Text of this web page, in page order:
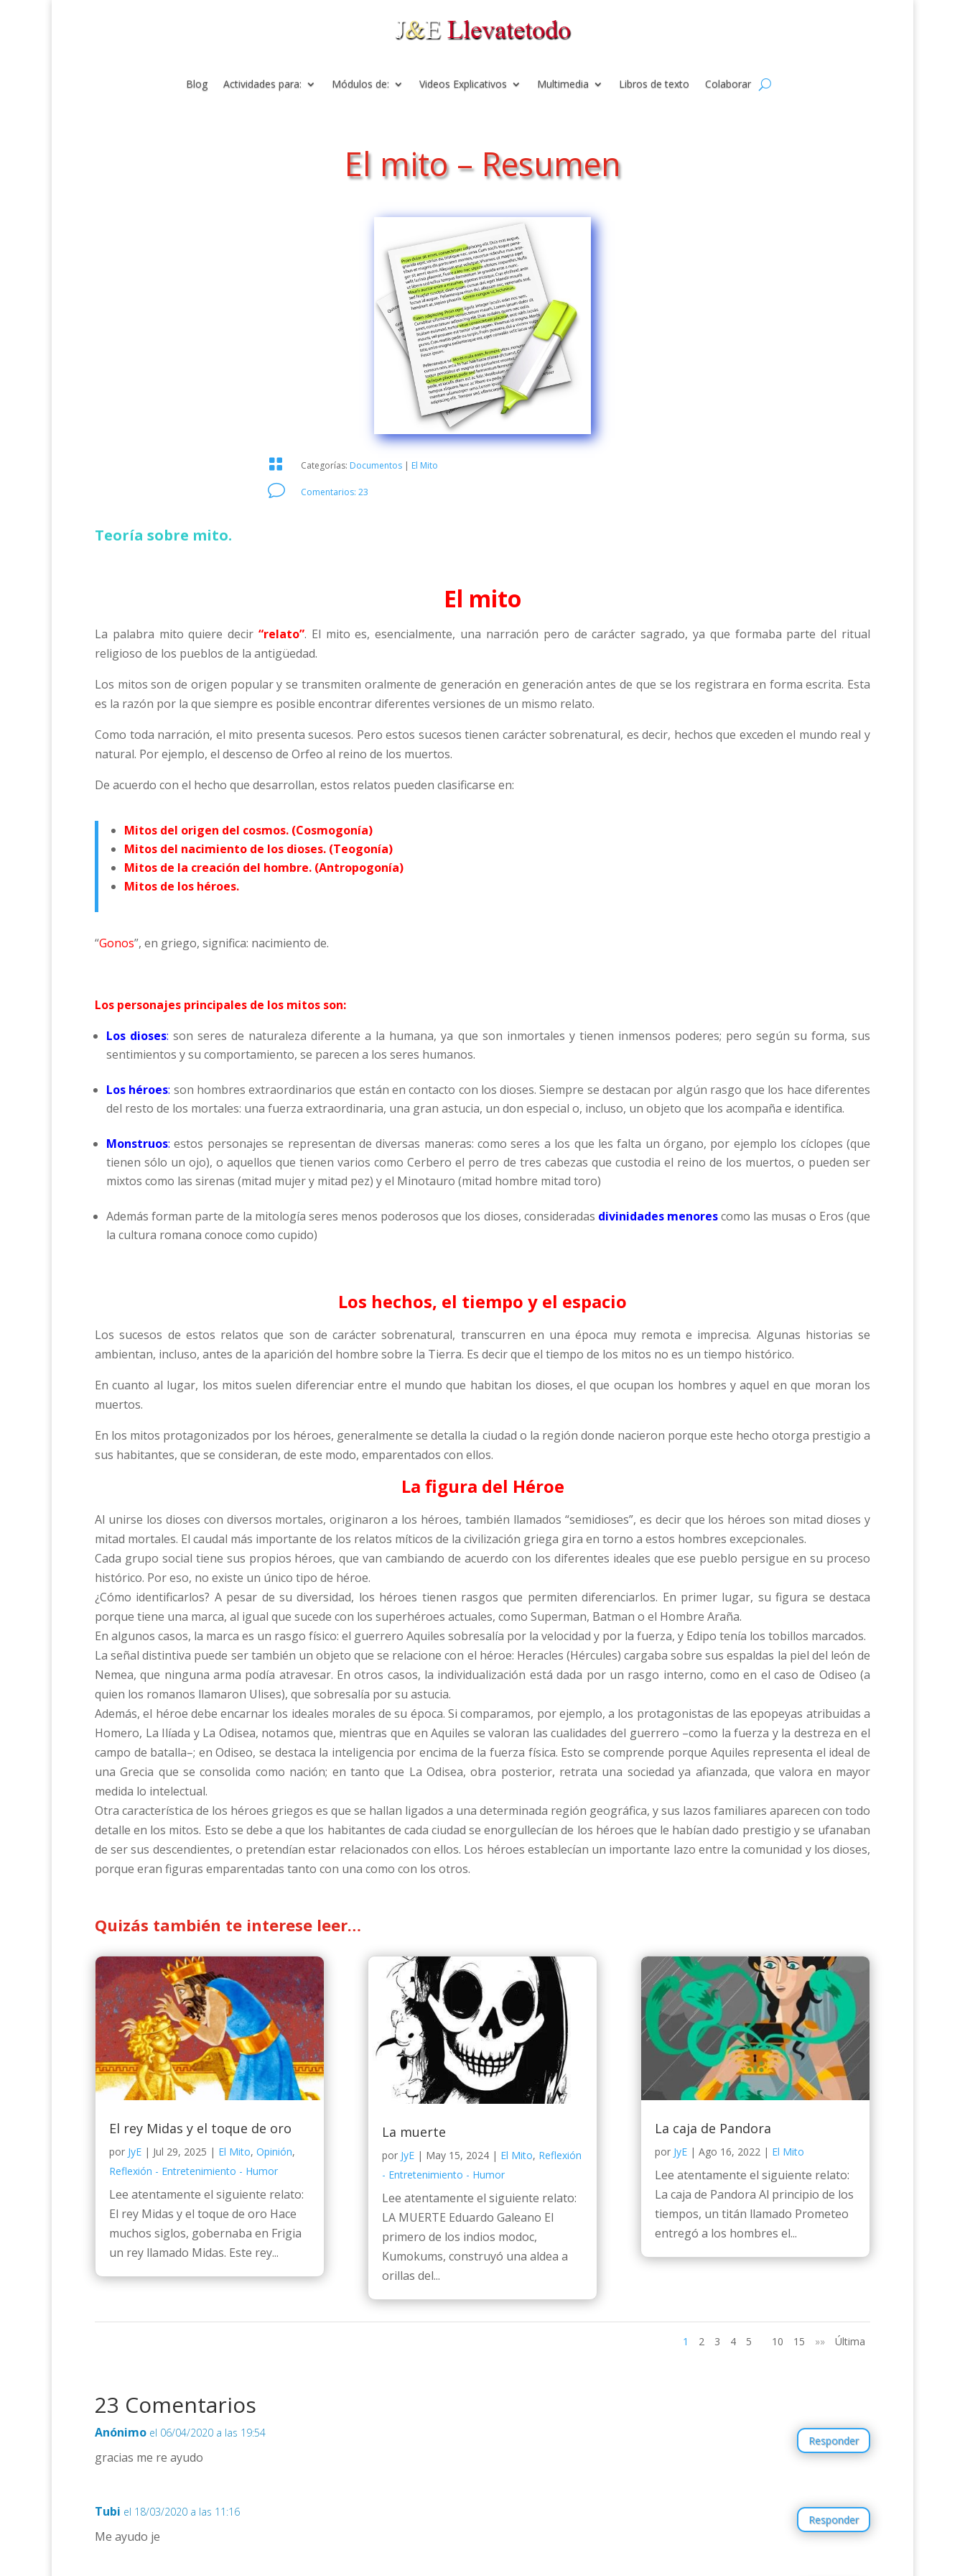
Blog Actividades para: Módulos de: Videos Explicativos Multimedia Libros de texto Colaborar
El mito – Resumen
 Categorías: Documentos | El Mito
v Comentarios: 23
Teoría sobre mito.
El mito
La palabra mito quiere decir“relato”. El mito es, esencialmente, una narración pero de carácter sagrado, ya que formaba parte del ritual
religioso de los pueblos de la antigüedad.
Los mitos son de origen popular y se transmiten oralmente de generación en generación antes de que se los registrara en forma escrita. Esta
es la razón por la que siempre es posible encontrar diferentes versiones de un mismo relato.
Como toda narración, el mito presenta sucesos. Pero estos sucesos tienen carácter sobrenatural, es decir, hechos que exceden el mundo real y
natural. Por ejemplo, el descenso de Orfeo al reino de los muertos.
De acuerdo con el hecho que desarrollan, estos relatos pueden clasificarse en:
Mitos del origen del cosmos. (Cosmogonía)
Mitos del nacimiento de los dioses. (Teogonía)
Mitos de la creación del hombre. (Antropogonía)
Mitos de los héroes.
“Gonos”, en griego, significa: nacimiento de.
Los personajes principales de los mitos son:
Los dioses: son seres de naturaleza diferente a la humana, ya que son inmortales y tienen inmensos poderes; pero según su forma, sus
sentimientos y su comportamiento, se parecen a los seres humanos.
Los héroes: son hombres extraordinarios que están en contacto con los dioses. Siempre se destacan por algún rasgo que los hace diferentes
del resto de los mortales: una fuerza extraordinaria, una gran astucia, un don especial o, incluso, un objeto que los acompaña e identifica.
Monstruos: estos personajes se representan de diversas maneras: como seres a los que les falta un órgano, por ejemplo los cíclopes (que
tienen sólo un ojo), o aquellos que tienen varios como Cerbero el perro de tres cabezas que custodia el reino de los muertos, o pueden ser
mixtos como las sirenas (mitad mujer y mitad pez) y el Minotauro (mitad hombre mitad toro)
Además forman parte de la mitología seres menos poderosos que los dioses, consideradas divinidades menorescomo las musas o Eros (que
la cultura romana conoce como cupido)
Los hechos, el tiempo y el espacio
Los sucesos de estos relatos que son de carácter sobrenatural, transcurren en una época muy remota e imprecisa. Algunas historias se
ambientan, incluso, antes de la aparición del hombre sobre la Tierra. Es decir que el tiempo de los mitos no es un tiempo histórico.
En cuanto al lugar, los mitos suelen diferenciar entre el mundo que habitan los dioses, el que ocupan los hombres y aquel en que moran los
muertos.
En los mitos protagonizados por los héroes, generalmente se detalla la ciudad o la región donde nacieron porque este hecho otorga prestigio a
sus habitantes, que se consideran, de este modo, emparentados con ellos.
La figura del Héroe
Al unirse los dioses con diversos mortales, originaron a los héroes, también llamados “semidioses”, es decir que los héroes son mitad dioses y
mitad mortales. El caudal más importante de los relatos míticos de la civilización griega gira en torno a estos hombres excepcionales.
Cada grupo social tiene sus propios héroes, que van cambiando de acuerdo con los diferentes ideales que ese pueblo persigue en su proceso
histórico. Por eso, no existe un único tipo de héroe.
¿Cómo identificarlos? A pesar de su diversidad, los héroes tienen rasgos que permiten diferenciarlos. En primer lugar, su figura se destaca
porque tiene una marca, al igual que sucede con los superhéroes actuales, como Superman, Batman o el Hombre Araña.
En algunos casos, la marca es un rasgo físico: el guerrero Aquiles sobresalía por la velocidad y por la fuerza, y Edipo tenía los tobillos marcados.
La señal distintiva puede ser también un objeto que se relacione con el héroe: Heracles (Hércules) cargaba sobre sus espaldas la piel del león de
Nemea, que ninguna arma podía atravesar. En otros casos, la individualización está dada por un rasgo interno, como en el caso de Odiseo (a
quien los romanos llamaron Ulises), que sobresalía por su astucia.
Además, el héroe debe encarnar los ideales morales de su época. Si comparamos, por ejemplo, a los protagonistas de las epopeyas atribuidas a
Homero, La Ilíada y La Odisea, notamos que, mientras que en Aquiles se valoran las cualidades del guerrero –como la fuerza y la destreza en el
campo de batalla–; en Odiseo, se destaca la inteligencia por encima de la fuerza física. Esto se comprende porque Aquiles representa el ideal de
una Grecia que se consolida como nación; en tanto que La Odisea, obra posterior, retrata una sociedad ya afianzada, que valora en mayor
medida lo intelectual.
Otra característica de los héroes griegos es que se hallan ligados a una determinada región geográfica, y sus lazos familiares aparecen con todo
detalle en los mitos. Esto se debe a que los habitantes de cada ciudad se enorgullecían de los héroes que le habían dado prestigio y se ufanaban
de ser sus descendientes, o pretendían estar relacionados con ellos. Los héroes establecían un importante lazo entre la comunidad y los dioses,
porque eran figuras emparentadas tanto con una como con los otros.
Quizás también te interese leer…
El rey Midas y el toque de oro
por JyE | Jul 29, 2025 | El Mito, Opinión,
Reflexión - Entretenimiento - Humor
Lee atentamente el siguiente relato:
El rey Midas y el toque de oro Hace
muchos siglos, gobernaba en Frigia
un rey llamado Midas. Este rey...
La muerte
por JyE| May 15, 2024| El Mito, Reflexión
- Entretenimiento - Humor
Lee atentamente el siguiente relato:
LA MUERTE Eduardo Galeano El
primero de los indios modoc,
Kumokums, construyó una aldea a
orillas del...
La caja de Pandora
por JyE| Ago 16, 2022 | El Mito
Lee atentamente el siguiente relato:
La caja de Pandora Al principio de los
tiempos, un titán llamado Prometeo
entregó a los hombres el...
1 2 3 4 5 10 15 »» Última
23 Comentarios
Anónimo el 06/04/2020 a las 19:54
gracias me re ayudo
Responder
Tubi el 18/03/2020 a las 11:16
Me ayudo je
Responder